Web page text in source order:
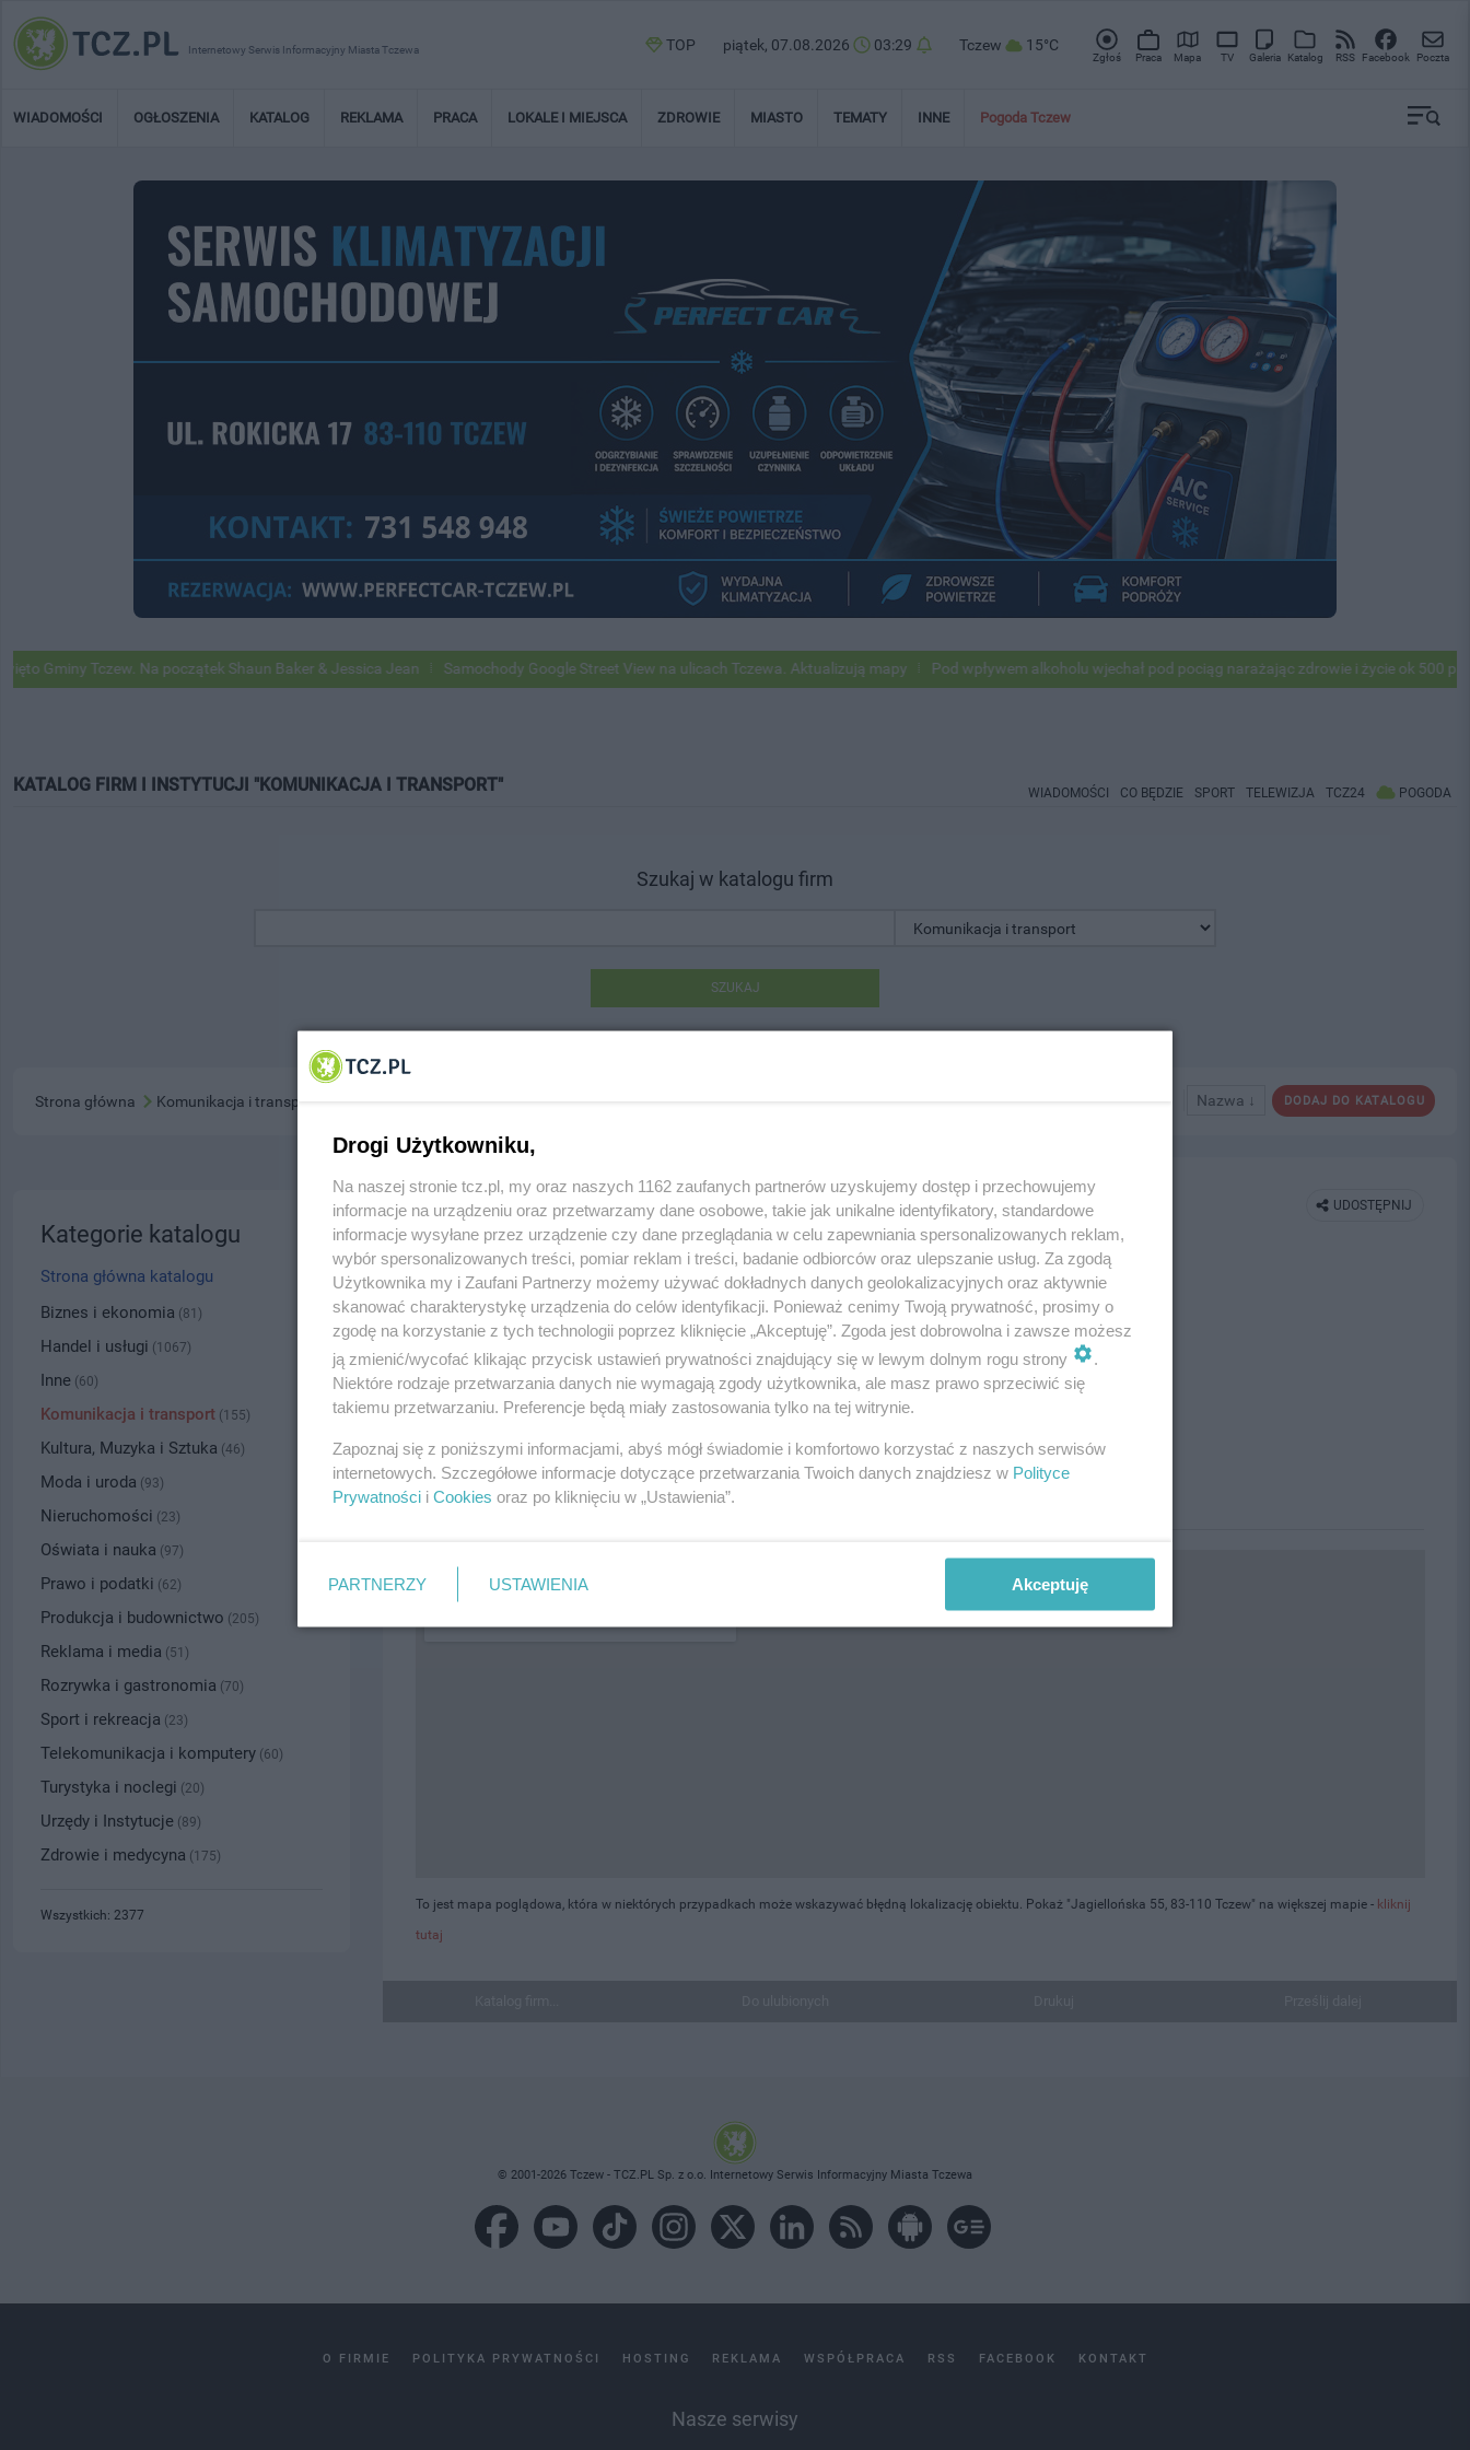
Internetowy Serwis Informacyjny Miasta Tczewa TOP piątek, 07.08.2026 03:29 Tczew 15°C
Zgłoś Praca Mapa TV Galeria Katalog RSS Facebook Poczta
WIADOMOŚCI OGŁOSZENIA KATALOG REKLAMA PRACA LOKALE I MIEJSCA ZDROWIE MIASTO TEMATY INNE Pogoda Tczew
Tczew. Na początek Shaun Baker & Jessica Jean Samochody Google Street View na ulicach Tczewa. Aktualizują mapy Pod wpływem alkoholu wjechał pod pociąg narażając zdrowie i życie ok 500
KATALOG FIRM I INSTYTUCJI "KOMUNIKACJA I TRANSPORT" WIADOMOŚCI CO BĘDZIE SPORT TELEWIZJA TCZ24 POGODA
Szukaj w katalogu firm
SZUKAJ
DODAJ DO KATALOGU
Nazwa ↓
Strona główna Komunikacja i transport
UDOSTĘPNIJ
Phenix Autoalarmy
ul. Jagiellońska 55, 83-110 Tczew
5311225
Kategoria:Komunikacja i transport
PRZYBLIŻONA LOKALIZACJA NA MAPIE
To jest mapa poglądowa, która w niektórych przypadkach może wskazywać błędną lokalizację obiektu. Pokaż "Jagiellońska 55, 83-110 Tczew" na większej mapie - kliknij
tutaj
Kategorie katalogu
Strona główna katalogu
Biznes i ekonomia (81)
Handel i usługi (1067)
Inne (60)
Komunikacja i transport (155)
Kultura, Muzyka i Sztuka (46)
Moda i uroda (93)
Nieruchomości (23)
Oświata i nauka (97)
Prawo i podatki (62)
Produkcja i budownictwo (205)
Reklama i media (51)
Rozrywka i gastronomia (70)
Sport i rekreacja (23)
Telekomunikacja i komputery (60)
Turystyka i noclegi (20)
Urzędy i Instytucje (89)
Zdrowie i medycyna (175)
Wszystkich: 2377
© 2001-2026 Tczew - TCZ.PL Sp. z o.o. Internetowy Serwis Informacyjny Miasta Tczewa
O FIRMIE POLITYKA PRYWATNOŚCI HOSTING REKLAMA WSPÓŁPRACA RSS FACEBOOK KONTAKT
Nasze serwisy
Drogi Użytkowniku,
Na naszej stronie tcz.pl, my oraz naszych 1162 zaufanych partnerów uzyskujemy dostęp i przechowujemy
informacje na urządzeniu oraz przetwarzamy dane osobowe, takie jak unikalne identyfikatory, standardowe
informacje wysyłane przez urządzenie czy dane przeglądania w celu zapewniania spersonalizowanych reklam,
wybór spersonalizowanych treści, pomiar reklam i treści, badanie odbiorców oraz ulepszanie usług. Za zgodą
Użytkownika my i Zaufani Partnerzy możemy używać dokładnych danych geolokalizacyjnych oraz aktywnie
skanować charakterystykę urządzenia do celów identyfikacji. Ponieważ cenimy Twoją prywatność, prosimy o
zgodę na korzystanie z tych technologii poprzez kliknięcie „Akceptuję”. Zgoda jest dobrowolna i zawsze możesz
ją zmienić/wycofać klikając przycisk ustawień prywatności znajdujący się w lewym dolnym rogu strony
.
Niektóre rodzaje przetwarzania danych nie wymagają zgody użytkownika, ale masz prawo sprzeciwić się
takiemu przetwarzaniu. Preferencje będą miały zastosowania tylko na tej witrynie.
Zapoznaj się z poniższymi informacjami, abyś mógł świadomie i komfortowo korzystać z naszych serwisów
internetowych. Szczegółowe informacje dotyczące przetwarzania Twoich danych znajdziesz w Polityce
Prywatności i Cookies oraz po kliknięciu w „Ustawienia”.
PARTNERZY USTAWIENIA Akceptuję